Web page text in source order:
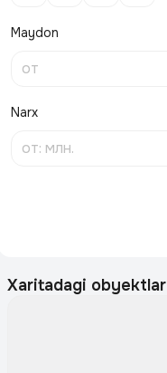
Maydon
Narx
Xaritadagi obyektlar